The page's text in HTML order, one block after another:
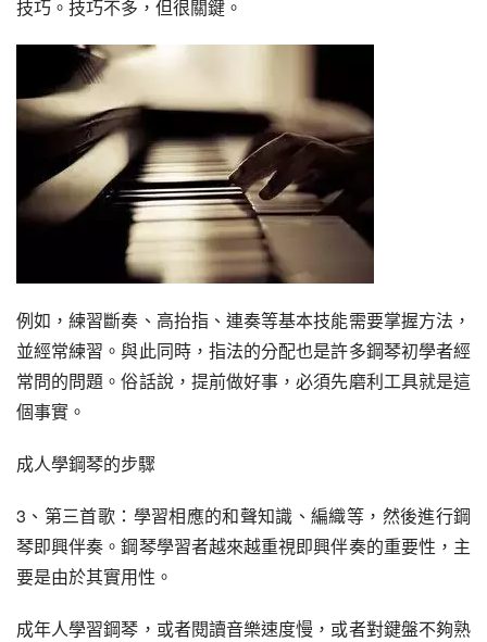
技巧。技巧不多，但很關鍵。
例如，練習斷奏、高抬指、連奏等基本技能需要掌握方法，
並經常練習。與此同時，指法的分配也是許多鋼琴初學者經
常問的問題。俗話說，提前做好事，必須先磨利工具就是這
個事實。
成人學鋼琴的步驟
3、第三首歌：學習相應的和聲知識、編織等，然後進行鋼
琴即興伴奏。鋼琴學習者越來越重視即興伴奏的重要性，主
要是由於其實用性。
成年人學習鋼琴，或者閱讀音樂速度慢，或者對鍵盤不夠熟